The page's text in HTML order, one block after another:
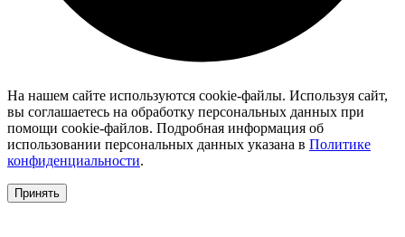
На нашем сайте используются cookie-файлы. Используя сайт,
вы соглашаетесь на обработку персональных данных при
помощи cookie-файлов. Подробная информация об
использовании персональных данных указана в Политике
конфиденциальности.
Принять